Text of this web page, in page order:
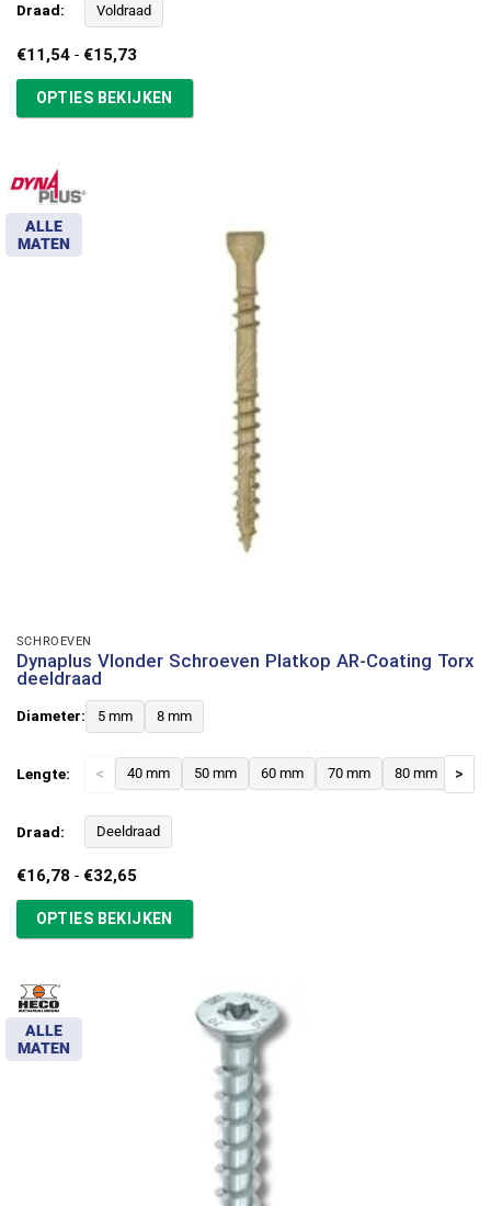
Draad: Voldraad
€11,54 - €15,73Prijsklasse:
tot
€15,73
OPTIES BEKIJKEN
ALLE
MATEN
SCHROEVEN
Dynaplus Vlonder Schroeven Platkop AR-Coating Torx
deeldraad
Diameter: 5 mm 8 mm
Lengte: < 40 mm 50 mm 60 mm 70 mm 80 mm >
Draad: Deeldraad
€16,78 - €32,65Prijsklasse:
tot
€32,65
OPTIES BEKIJKEN
ALLE
MATEN